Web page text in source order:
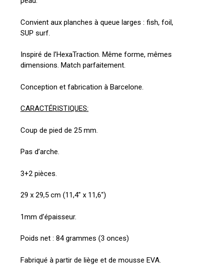
Convient aux planches à queue larges : fish, foil,
SUP surf.
Inspiré de l’HexaTraction. Même forme, mêmes
dimensions. Match parfaitement.
Conception et fabrication à Barcelone.
CARACTÉRISTIQUES:
Coup de pied de 25 mm.
Pas d’arche.
3+2 pièces.
29 x 29,5 cm (11,4″ x 11,6″)
1mm d’épaisseur.
Poids net : 84 grammes (3 onces)
Fabriqué à partir de liège et de mousse EVA.